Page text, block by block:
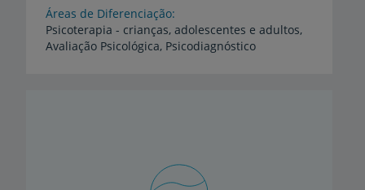
Áreas de Diferenciação
Psicoterapia - crianças, adolescentes e adultos,
Avaliação Psicológica, Psicodiagnóstico